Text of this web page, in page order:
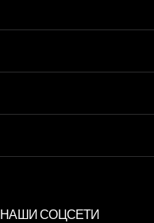
НАШИ СОЦСЕТИ